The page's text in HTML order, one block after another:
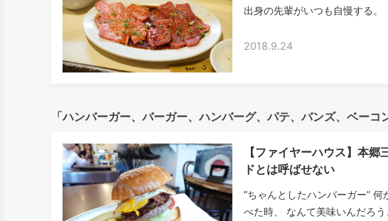
出身の先輩がいつも自慢する
2018.9.24
「ハンバーガー、バーガー、ハンバーグ、パテ、バンズ、ベー
【ファイヤーハウス】本
ドとは呼ばせない
”ちゃんとしたハンバーガー”
べた時、 なんて美味いんだろ